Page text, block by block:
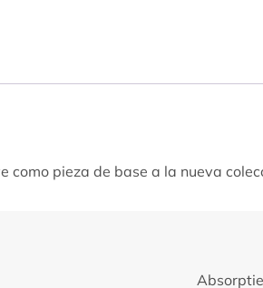
pieza de base a la nueva